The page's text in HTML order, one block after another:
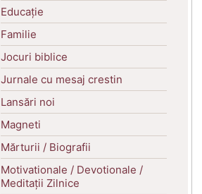
Educație
Familie
Jocuri biblice
Jurnale cu mesaj crestin
Lansări noi
Magneti
Mărturii / Biografii
Motivationale / Devotionale /
Meditații Zilnice